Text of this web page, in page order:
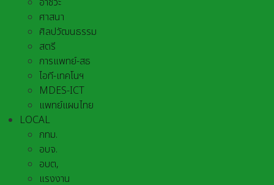
ศาสนา
ศิลปวัฒนธรรม
สตรี
การแพทย์-สธ
ไอที-เทคโนฯ
MDES-ICT
แพทย์แผนไทย
LOCAL
กทม.
อบจ.
อบต,
แรงงาน